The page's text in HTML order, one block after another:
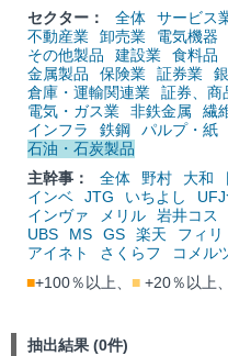
セクター：
全体 サービス
不動産業
卸売業 電気機器
その他製品
建設業 食料品
金属製品
保険業 証券業
倉庫・運輸関連業
証券、商
電気・ガス業
非鉄金属 繊
インフラ
鉄鋼 パルプ・紙
石油・石炭製品
主幹事：
全体 野村 大和
インベ
JTG いちよし
インヴァ
メリル 岩井コス
UBS
MS GS 楽天 フィリ
アイネト
さくらフ コメル
■+100％以上、 ■ +20％以上、
抽出結果 (0件)